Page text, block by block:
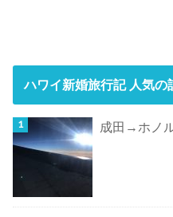
ハワイ新婚旅行記 人気の
成田→ホノ